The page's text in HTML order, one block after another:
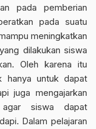
pada pemberian
pada suatu
meningkatkan
dilakukan siswa
Oleh karena itu
hanya untuk dapat
juga mengajarkan
siswa dapat
Dalam pelajaran